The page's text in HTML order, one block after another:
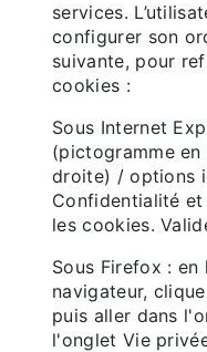
services.
configurer son
suivante, pour
cookies :
Sous Internet
(pictogramme
droite) / options
Confidentialité
les cookies.
Sous Firefox :
navigateur,
puis aller dans
l'onglet Vie